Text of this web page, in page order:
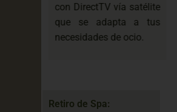
con DirectTV vía satélite
que se adapta a tus
necesidades de ocio.
Retiro de Spa: